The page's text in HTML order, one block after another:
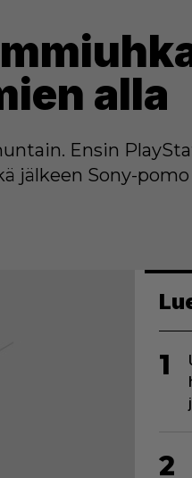
alla
Ensin
jälkeen Sony-
1
2